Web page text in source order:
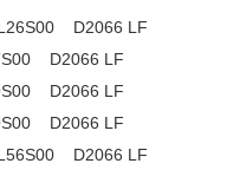
D2066 LF
D2066 LF
D2066 LF
D2066 LF
D2066 LF